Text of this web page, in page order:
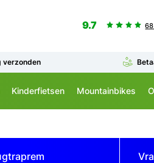
9.7
verzonden
Kinderfietsen Mountainbikes